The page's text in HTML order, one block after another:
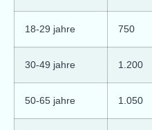
18-29 jahre 750
30-49 jahre 1.200
50-65 jahre 1.050